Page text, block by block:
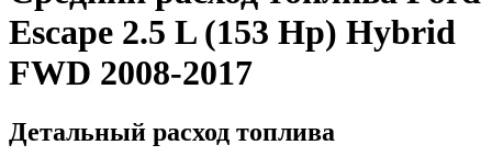
Escape 2.5 L (153 Hp) Hybrid
FWD 2008-2017
Детальный расход топлива